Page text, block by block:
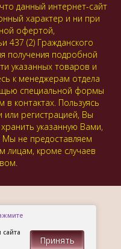
данный интернет-сайт
характер и ни при
офертой,
437 (2) Гражданского
получения подробной
указанных товаров и
к менеджерам отдела
специальной формы
контактах. Пользуясь
регистрацией, Вы
указанную Вами,
не предоставляем
кроме случаев
Принять